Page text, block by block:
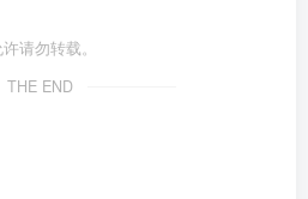
请勿转载。
THE END